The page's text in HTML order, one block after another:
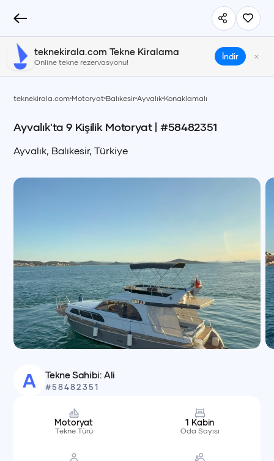
teknekirala.com Tekne Kiralama
Online tekne rezervasyonu!
İndir ×
teknekirala.com Motoryat Balıkesir Ayvalık Konaklamalı
Ayvalık'ta 9 Kişilik Motoryat| #58482351
Ayvalık, Balıkesir,Türkiye
A Tekne Sahibi: Ali
#58482351
Motoryat
Tekne Türü
1 Kabin
Oda Sayısı